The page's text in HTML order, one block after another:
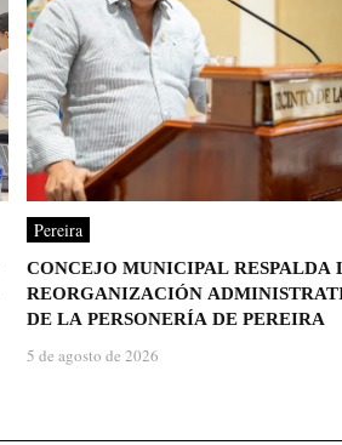
Pereira
CONCEJO MUNICIPAL RESPALDA
REORGANIZACIÓN
DE LA PERSONERÍA DE PEREIRA
5 de agosto de 2026